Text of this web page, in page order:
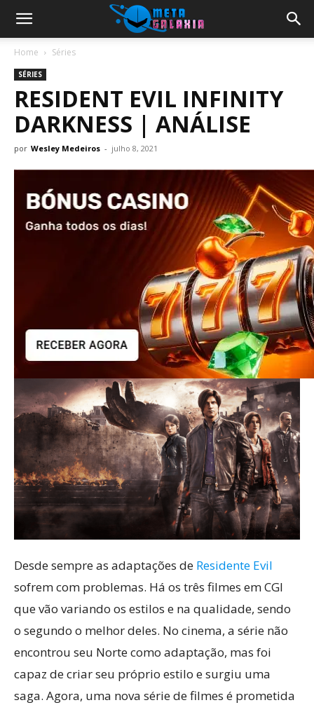
Home Séries
SÉRIES
RESIDENT EVIL INFINITY
DARKNESS | ANÁLISE
por Wesley Medeiros - julho 8, 2021
Desde sempre as adaptações de Residente Evil
sofrem com problemas. Há os três filmes em CGI
que vão variando os estilos e na qualidade, sendo
o segundo o melhor deles. No cinema, a série não
encontrou seu Norte como adaptação, mas foi
capaz de criar seu próprio estilo e surgiu uma
saga. Agora, uma nova série de filmes é prometida